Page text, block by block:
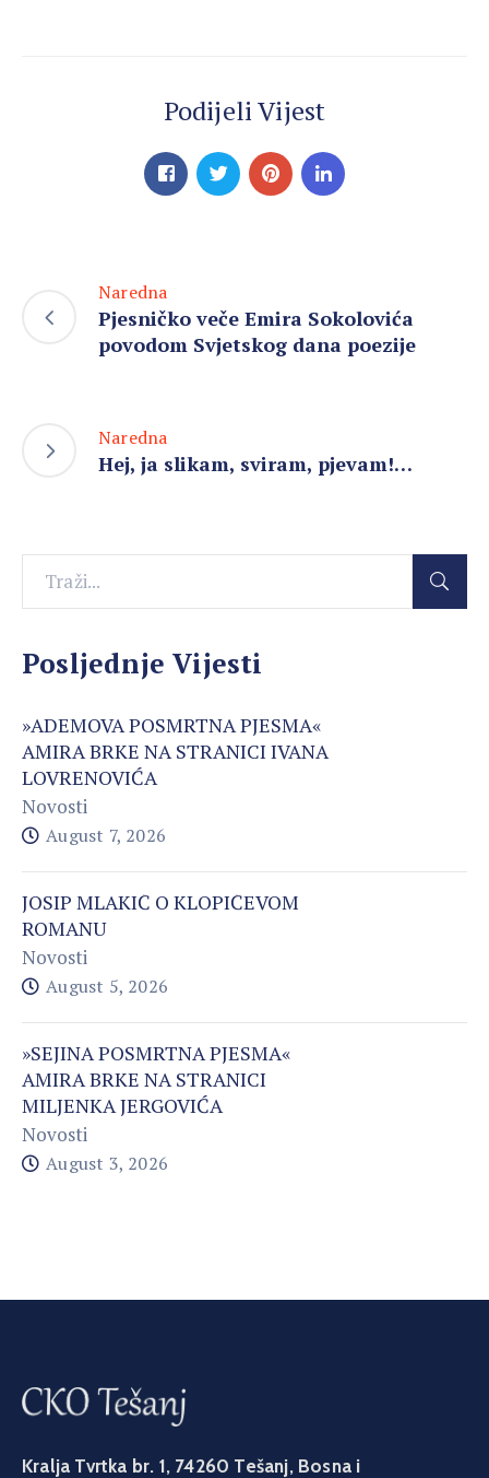
Podijeli Vijest
Naredna
Pjesničko veče Emira Sokolovića
povodom Svjetskog dana poezije
Naredna
Hej, ja slikam, sviram, pjevam!…
Posljednje Vijesti
»ADEMOVA POSMRTNA PJESMA«
AMIRA BRKE NA STRANICI IVANA
LOVRENOVIĆA
Novosti
August 7, 2026
JOSIP MLAKIĆ O KLOPIĆEVOM
ROMANU
Novosti
August 5, 2026
»SEJINA POSMRTNA PJESMA«
AMIRA BRKE NA STRANICI
MILJENKA JERGOVIĆA
Novosti
August 3, 2026
Kralja Tvrtka br. 1, 74260 Tešanj, Bosna i